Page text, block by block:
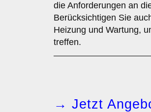
die Anforderungen an
Berücksichtigen Sie
Heizung und Wartung,
treffen.
→ Jetzt